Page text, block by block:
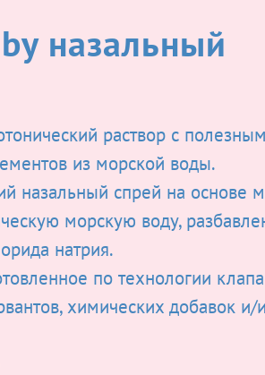
назальный
раствор с
из морской воды.
назальный спрей на основе
морскую воду,
натрия.
по технологии
химических добавок и/